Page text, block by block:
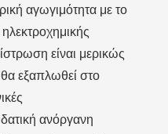
αγωγιμότητα με το
είναι μερικώς
εξαπλωθεί στο
ανόργανη